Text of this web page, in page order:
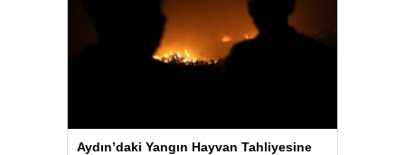
Aydın’daki Yangın Hayvan Tahliyesine